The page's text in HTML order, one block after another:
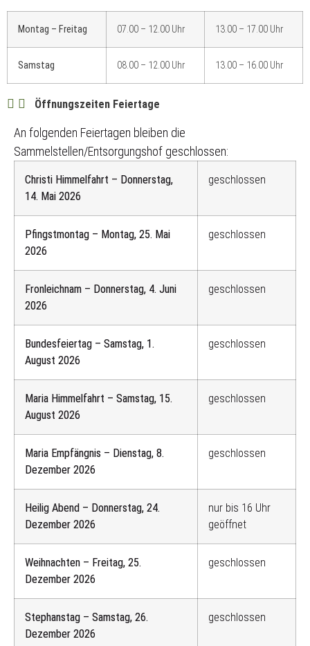
Montag – Freitag 07.00 – 12.00 Uhr 13.00 – 17.00 Uhr
Samstag 08.00 – 12.00 Uhr 13.00 – 16.00 Uhr
Öffnungszeiten Feiertage
An folgenden Feiertagen bleiben die
Sammelstellen/Entsorgungshof geschlossen:
Christi Himmelfahrt – Donnerstag,
14. Mai 2026
geschlossen
Pfingstmontag – Montag, 25. Mai
2026
geschlossen
Fronleichnam – Donnerstag, 4. Juni
2026
geschlossen
Bundesfeiertag – Samstag, 1.
August 2026
geschlossen
Maria Himmelfahrt – Samstag, 15.
August 2026
geschlossen
Maria Empfängnis – Dienstag, 8.
Dezember 2026
geschlossen
Heilig Abend – Donnerstag, 24.
Dezember 2026
nur bis 16 Uhr
geöffnet
Weihnachten – Freitag, 25.
Dezember 2026
geschlossen
Stephanstag – Samstag, 26.
Dezember 2026
geschlossen